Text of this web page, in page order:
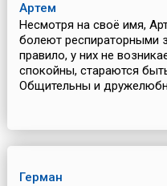
Артем
Несмотря на своё имя,
болеют респираторными
правило, у них не
спокойны, стараются
Общительны и
Герман